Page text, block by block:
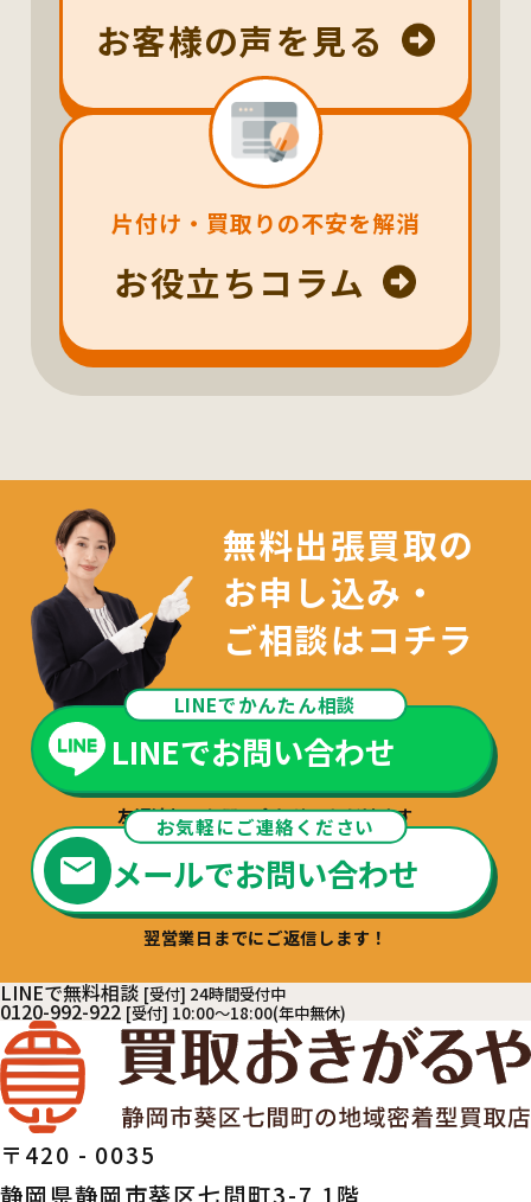
お客様の声を見る
片付け・買取りの不安を解消
お役立ちコラム
無料出張買取の
お申し込み・
ご相談はコチラ
LINEでかんたん相談
LINEでお問い合わせ
友達追加でお問い合わせいただけます
お気軽にご連絡ください
メールでお問い合わせ
翌営業日までにご返信します！
LINEで無料相談 [受付] 24時間受付中
0120-992-922 [受付] 10:00～18:00(年中無休)
〒420 - 0035
静岡県静岡市葵区七間町3-7 1階